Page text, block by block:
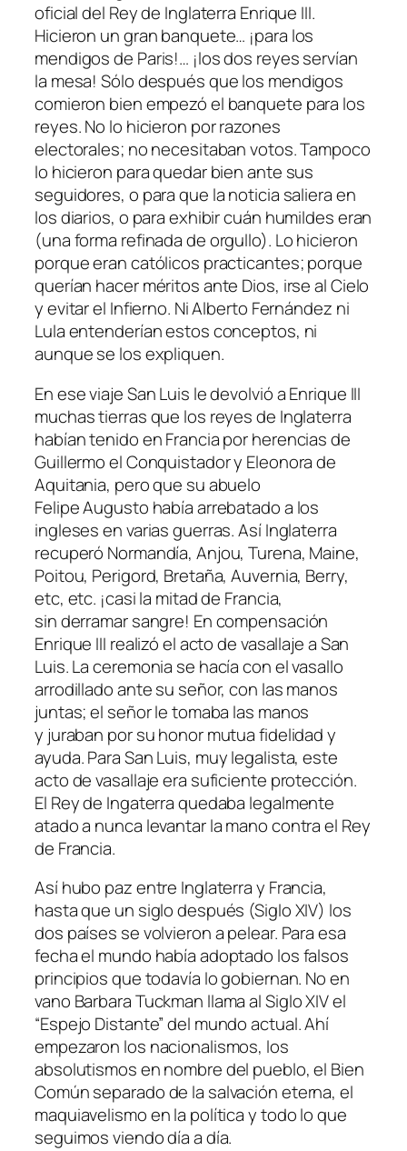
oficial del Rey de Inglaterra Enrique III.
Hicieron un gran banquete… ¡para los
mendigos de Paris!… ¡los dos reyes servían
la mesa! Sólo después que los mendigos
comieron bien empezó el banquete para los
reyes. No lo hicieron por razones
electorales; no necesitaban votos. Tampoco
lo hicieron para quedar bien ante sus
seguidores, o para que la noticia saliera en
los diarios, o para exhibir cuán humildes eran
(una forma refinada de orgullo). Lo hicieron
porque eran católicos practicantes; porque
querían hacer méritos ante Dios, irse al Cielo
y evitar el Infierno. Ni Alberto Fernández ni
Lula entenderían estos conceptos, ni
aunque se los expliquen.
En ese viaje San Luis le devolvió a Enrique III
muchas tierras que los reyes de Inglaterra
habían tenido en Francia por herencias de
Guillermo el Conquistador y Eleonora de
Aquitania, pero que su abuelo
Felipe Augusto había arrebatado a los
ingleses en varias guerras. Así Inglaterra
recuperó Normandía, Anjou, Turena, Maine,
Poitou, Perigord, Bretaña, Auvernia, Berry,
etc, etc. ¡casi la mitad de Francia,
sin derramar sangre! En compensación
Enrique III realizó el acto de vasallaje a San
Luis. La ceremonia se hacía con el vasallo
arrodillado ante su señor, con las manos
juntas; el señor le tomaba las manos
y juraban por su honor mutua fidelidad y
ayuda. Para San Luis, muy legalista, este
acto de vasallaje era suficiente protección.
El Rey de Ingaterra quedaba legalmente
atado a nunca levantar la mano contra el Rey
de Francia.
Así hubo paz entre Inglaterra y Francia,
hasta que un siglo después (Siglo XIV) los
dos países se volvieron a pelear. Para esa
fecha el mundo había adoptado los falsos
principios que todavía lo gobiernan. No en
vano Barbara Tuckman llama al Siglo XIV el
“Espejo Distante” del mundo actual. Ahí
empezaron los nacionalismos, los
absolutismos en nombre del pueblo, el Bien
Común separado de la salvación eterna, el
maquiavelismo en la política y todo lo que
seguimos viendo día a día.